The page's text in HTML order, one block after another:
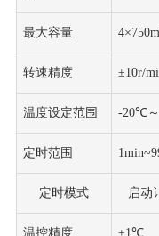
最大容量
转速精度 ±10r/
温度设定范围 -20℃
定时范围
定时模式 启动
温控精度 ±1℃